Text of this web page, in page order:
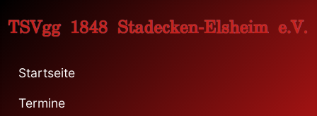
Startseite
Termine